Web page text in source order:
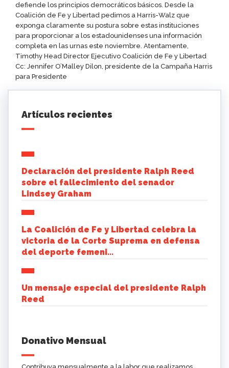
defiende los principios democráticos básicos. Desde la
Coalición de Fe y Libertad pedimos a Harris-Walz que
exponga claramente su postura sobre estas instituciones
para proporcionar a los estadounidenses una información
completa en las urnas este noviembre. Atentamente,
Timothy Head Director Ejecutivo Coalición de Fe y Libertad
Cc: Jennifer O’Malley Dilon, presidente de la Campaña Harris
para Presidente
Artículos recientes
Declaración del presidente Ralph Reed
sobre el fallecimiento del senador
Lindsey Graham
La Coalición de Fe y Libertad celebra la
victoria de la Corte Suprema en defensa
del deporte femeni...
Un mensaje especial del presidente Ralph
Reed
Donativo Mensual